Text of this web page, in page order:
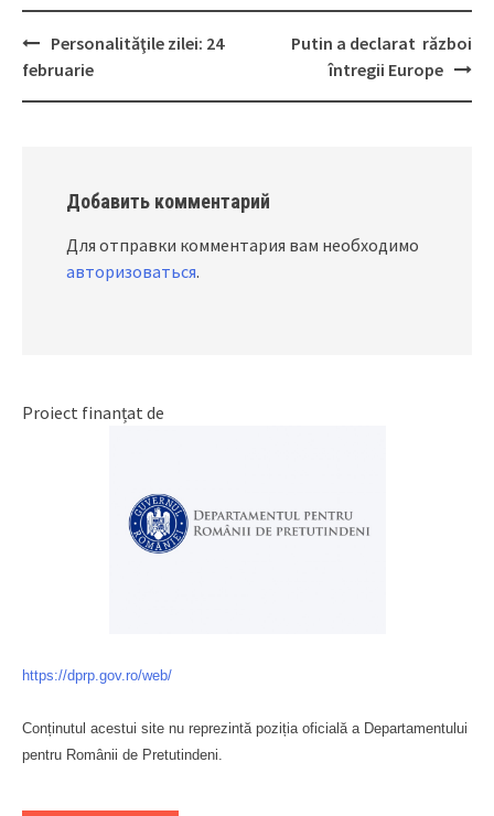
Post
navigation
Personalităţile zilei: 24
februarie
Putin a declarat război
întregii Europe
Добавить комментарий
Для отправки комментария вам необходимо
авторизоваться.
Proiect finanțat de
https://dprp.gov.ro/web/
Conținutul acestui site nu reprezintă poziția oficială a Departamentului
pentru Românii de Pretutindeni.